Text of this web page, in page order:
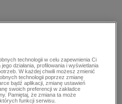
technologii w celu zapewnienia Ci
działania, profilowania i wyświetlania
W każdej chwili możesz zmienić
technologii poprzez zmianę
bądź aplikacji, zmianę ustawień
swoich preferencji w zakładce
Pamiętaj, że zmiana ta może
funkcji serwisu.